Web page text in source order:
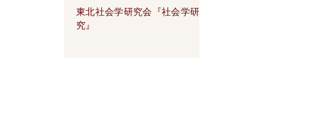
東北社会学研究会『社会学研
究』